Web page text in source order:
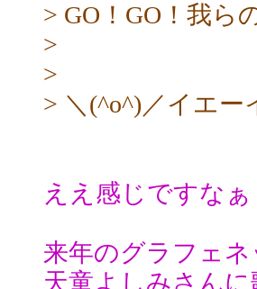
> GO！GO！我ら
>
>
> ＼(^o^)／イエー
ええ感じですな
来年のグラフェ
天童よしみさん